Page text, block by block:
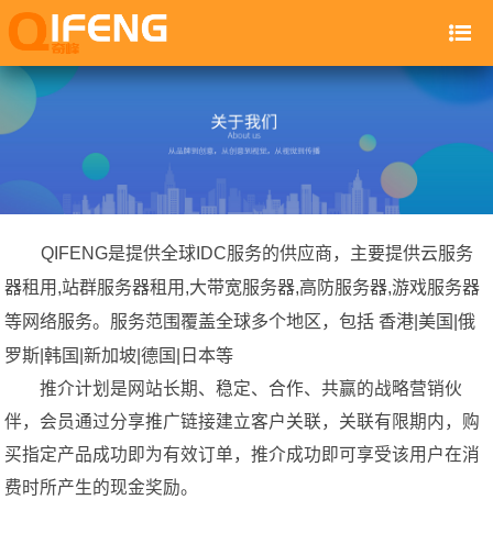
QIFENG是提供全球IDC服务的供应商，主要提供云服务
器租用,站群服务器租用,大带宽服务器,高防服务器,游戏服务器
等网络服务。 服务范围覆盖全球多个地区，包括 香港|美国|俄
罗斯|韩国|新加坡|德国|日本等
推介计划是网站长期、稳定、合作、共赢的战略营销伙
伴，会员通过分享推广链接建立客户关联，关联有限期内，购
买指定产品成功即为有效订单，推介成功即可享受该用户在消
费时所产生的现金奖励。